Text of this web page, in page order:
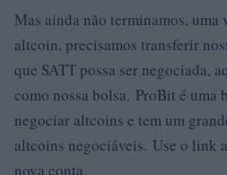
Mas ainda não terminamos, uma
altcoin, precisamos transferir
que SATT possa ser negociada,
como nossa bolsa. ProBit é uma
negociar altcoins e tem um
altcoins negociáveis. Use o link
nova conta.